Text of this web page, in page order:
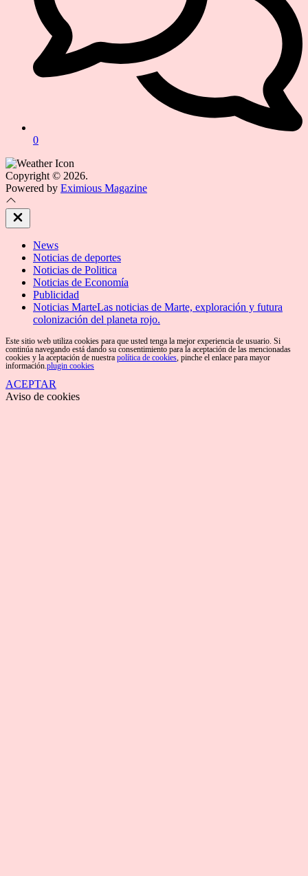
0
Copyright © 2026.
Powered by Eximious Magazine
Close
Off
News
Noticias de deportes
Noticias de Politica
Noticias de Economía
Publicidad
Noticias MarteLas noticias de Marte, exploración y futura
colonización del planeta rojo.
Este sitio web utiliza cookies para que usted tenga la mejor experiencia de usuario. Si
continúa navegando está dando su consentimiento para la aceptación de las mencionadas
cookies y la aceptación de nuestra política de cookies , pinche el enlace para mayor
información. plugin cookies
ACEPTAR
Aviso de cookies